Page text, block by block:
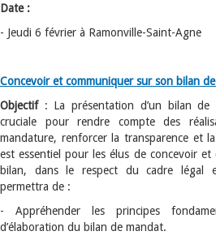
Date :
- Jeudi 6 février à Ramonville-Saint-Agne
Concevoir et communiquer sur son bilan
Objectif : La présentation d’un bilan
cruciale pour rendre compte des
mandature, renforcer la transparence et
est essentiel pour les élus de concevoir et
bilan, dans le respect du cadre légal
permettra de :
- Appréhender les principes
d’élaboration du bilan de mandat.